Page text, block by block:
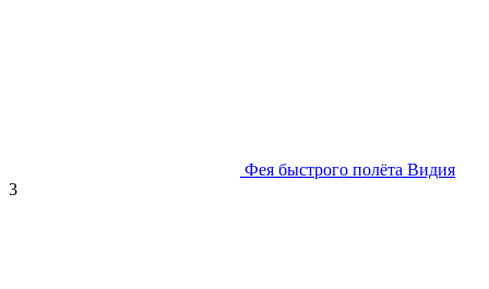
Фея быстрого полёта Видия
3